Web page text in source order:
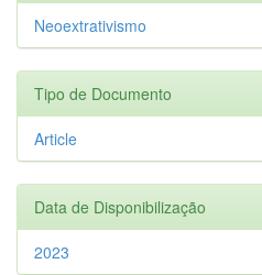
Neoextrativismo
Tipo de Documento
Article
Data de Disponibilização
2023